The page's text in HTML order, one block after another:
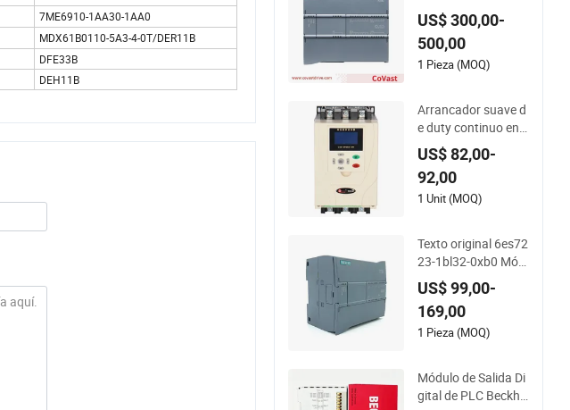
7ME6910-1AA30-1AA0
MDX61B0110-5A3-4-0T/DER11B
DFE33B
DEH11B
or PLC de Alto Rend
imiento DC/DC/DC
US$ 300,00-
500,00
1 Pieza (MOQ)
Arrancador suave d
e duty continuo en lí
nea con control sem
iconductor para un
arranque suave del
motor 15kw
US$ 82,00-
92,00
1 Unit (MOQ)
Texto original 6es72
23-1bl32-0xb0 Mód
ulo de Entrada Salid
a Digital Simatic PL
C S7 1200 PLC Siem
ens
US$ 99,00-
169,00
1 Pieza (MOQ)
Módulo de Salida Di
gital de PLC Beckho